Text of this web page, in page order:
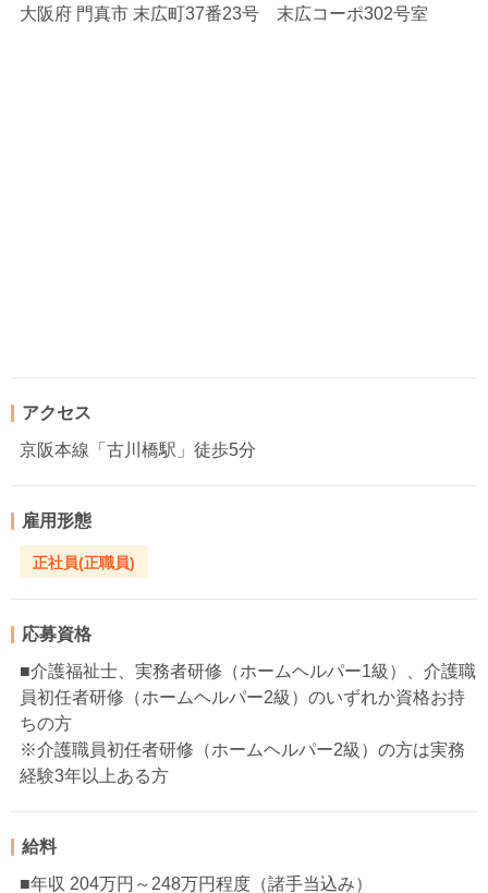
大阪府 門真市 末広町37番23号 末広コーポ302号室
アクセス
京阪本線「古川橋駅」徒歩5分
雇用形態
正社員(正職員)
応募資格
■介護福祉士、実務者研修（ホームヘルパー1級）、介護職
員初任者研修（ホームヘルパー2級）のいずれか資格お持
ちの方
※介護職員初任者研修（ホームヘルパー2級）の方は実務
経験3年以上ある方
給料
■年収 204万円～248万円程度（諸手当込み）